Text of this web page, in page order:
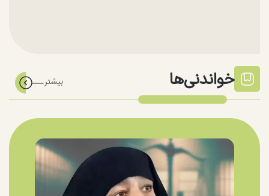
خواندنی‌ها